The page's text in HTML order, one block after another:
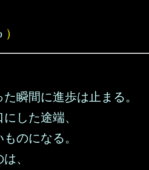
）
た瞬間に進歩は止まる。
した途端、
のになる。
、